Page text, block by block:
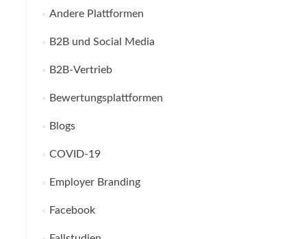
Andere Plattformen
B2B und Social Media
B2B-Vertrieb
Bewertungsplattformen
Blogs
COVID-19
Employer Branding
Facebook